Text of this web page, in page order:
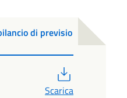
di previsio
Scarica